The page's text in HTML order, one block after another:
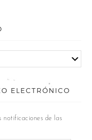
ELECTRÓNICO
de las